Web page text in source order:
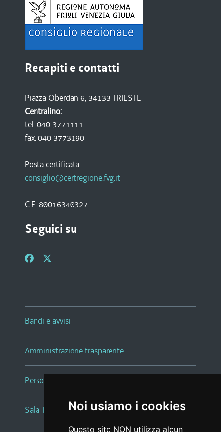
Noi usiamo i cookies
Questo sito NON utilizza alcun
Recapiti e contatti
Piazza Oberdan 6, 34133 TRIESTE
Centralino:
tel. 040 3771111
fax. 040 3773190
Posta certificata:
consiglio@certregione.fvg.it
C.F. 80016340327
Seguici su
Bandi e avvisi
Amministrazione trasparente
Persone e Uffici
Sala Tiziano Tessitori